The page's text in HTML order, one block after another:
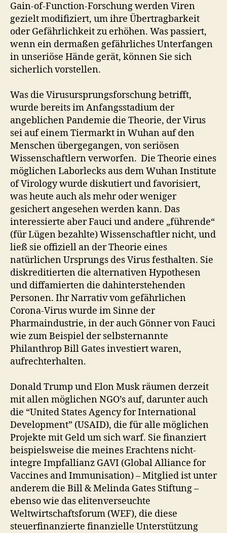
Gain-of-Function-Forschung werden Viren
gezielt modifiziert, um ihre Übertragbarkeit
oder Gefährlichkeit zu erhöhen. Was passiert,
wenn ein dermaßen gefährliches Unterfangen
in unseriöse Hände gerät, können Sie sich
sicherlich vorstellen.
Was die Virusursprungsforschung betrifft,
wurde bereits im Anfangsstadium der
angeblichen Pandemie die Theorie, der Virus
sei auf einem Tiermarkt in Wuhan auf den
Menschen übergegangen, von seriösen
Wissenschaftlern verworfen. Die Theorie eines
möglichen Laborlecks aus dem Wuhan Institute
of Virology wurde diskutiert und favorisiert,
was heute auch als mehr oder weniger
gesichert angesehen werden kann. Das
interessierte aber Fauci und andere „führende“
(für Lügen bezahlte) Wissenschaftler nicht, und
ließ sie offiziell an der Theorie eines
natürlichen Ursprungs des Virus festhalten. Sie
diskreditierten die alternativen Hypothesen
und diffamierten die dahinterstehenden
Personen. Ihr Narrativ vom gefährlichen
Corona-Virus wurde im Sinne der
Pharmaindustrie, in der auch Gönner von Fauci
wie zum Beispiel der selbsternannte
Philanthrop Bill Gates investiert waren,
aufrechterhalten.
Donald Trump und Elon Musk räumen derzeit
mit allen möglichen NGO’s auf, darunter auch
die “United States Agency for International
Development” (USAID), die für alle möglichen
Projekte mit Geld um sich warf. Sie finanziert
beispielsweise die meines Erachtens nicht-
integre Impfallianz GAVI (Global Alliance for
Vaccines and Immunisation) – Mitglied ist unter
anderem die Bill & Melinda Gates Stiftung –
ebenso wie das elitenverseuchte
Weltwirtschaftsforum (WEF), die diese
steuerfinanzierte finanzielle Unterstützung